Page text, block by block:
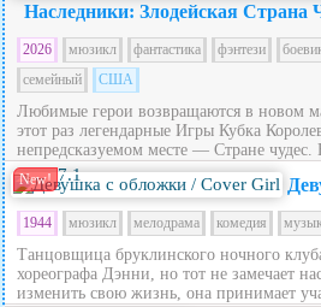
Наследники: Злодейская Страна
2026 мюзикл фантастика фэнтези
семейный
США
Любимые герои возвращаются в новом
этот раз легендарные Игры Кубка
непредсказуемом месте — Стране
New! 7.1
1944 мюзикл мелодрама комедия
Танцовщица бруклинского ночного
хореографа Дэнни, но тот не замечает
изменить свою жизнь, она принимает